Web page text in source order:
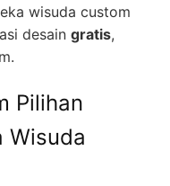
wisuda custom
desain gratis,
Pilihan
Wisuda